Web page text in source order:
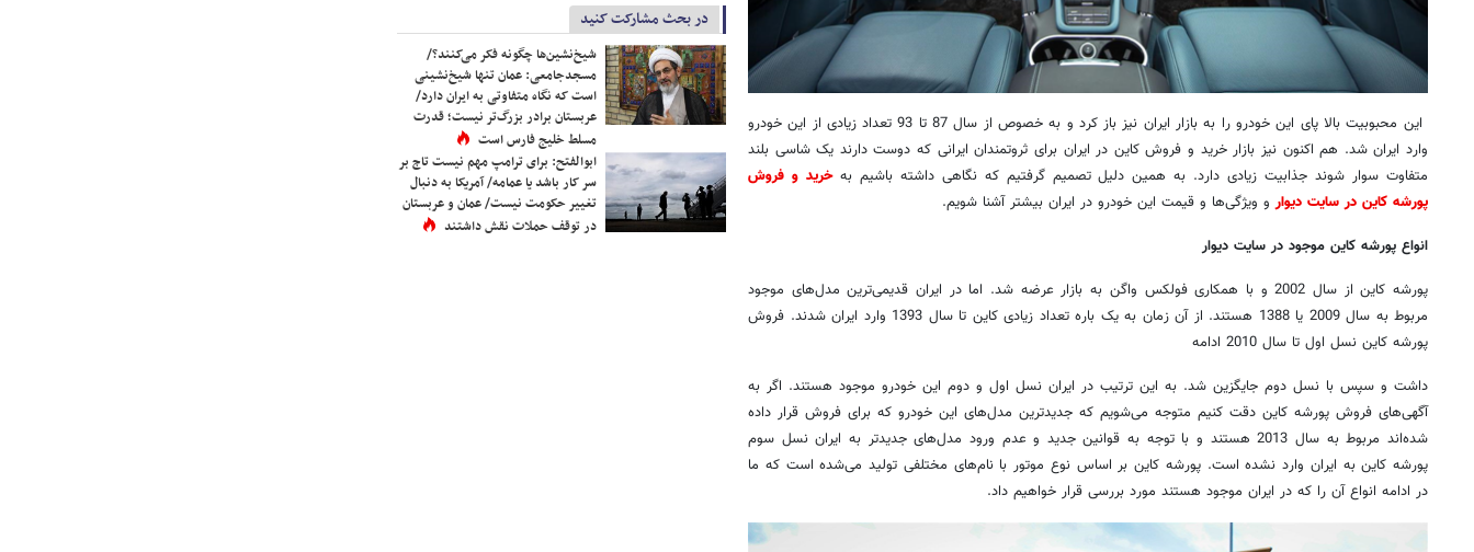
این محبوبیت بالا پای این خودرو را به بازار ایران نیز باز کرد و به خصوص از سال 87 تا 93 تعداد زیادی از این خودرو
وارد ایران شد. هم اکنون نیز بازار خرید و فروش کاین در ایران برای ثروتمندان ایرانی که دوست دارند یک شاسی بلند
متفاوت سوار شوند جذابیت زیادی دارد. به همین دلیل تصمیم گرفتیم که نگاهی داشته باشیم بهخرید و فروش
پورشه کاین در سایت دیوارو ویژگی‌ها و قیمت این خودرو در ایران بیشتر آشنا شویم.
انواع پورشه کاین موجود در سایت دیوار
پورشه کاین از سال 2002 و با همکاری فولکس واگن به بازار عرضه شد. اما در ایران قدیمی‌ترین مدل‌های موجود
مربوط به سال 2009 یا 1388 هستند. از آن زمان به یک باره تعداد زیادی کاین تا سال 1393 وارد ایران شدند. فروش
پورشه کاین نسل اول تا سال 2010 ادامه
داشت و سپس با نسل دوم جایگزین شد. به این ترتیب در ایران نسل اول و دوم این خودرو موجود هستند. اگر به
آگهی‌های فروش پورشه کاین دقت کنیم متوجه می‌شویم که جدیدترین مدل‌های این خودرو که برای فروش قرار داده
شده‌اند مربوط به سال 2013 هستند و با توجه به قوانین جدید و عدم ورود مدل‌های جدیدتر به ایران نسل سوم
پورشه کاین به ایران وارد نشده است. پورشه کاین بر اساس نوع موتور با نام‌های مختلفی تولید می‌شده است که ما
در ادامه انواع آن را که در ایران موجود هستند مورد بررسی قرار خواهیم داد.
در بحث مشارکت کنید
شیخ‌نشین‌ها چگونه فکر می‌کنند؟/
مسجدجامعی: عمان تنها شیخ‌نشینی
است که نگاه متفاوتی به ایران دارد/
عربستان برادر بزرگ‌تر نیست؛ قدرت
مسلط خلیج فارس است
ابوالفتح: برای ترامپ مهم نیست تاج بر
سر کار باشد یا عمامه/ آمریکا به دنبال
تغییر حکومت نیست/ عمان و عربستان
در توقف حملات نقش داشتند